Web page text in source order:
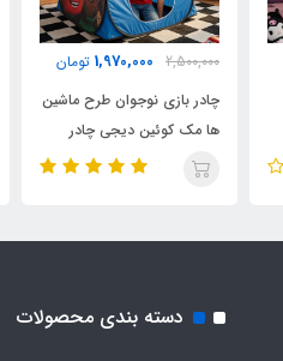
2,500,000
1,970,000 تومان
چادر بازی نوجوان طرح ماشین
ها مک کوئین دیجی چادر
(سایز بزرگ)
دسته بندی محصولات